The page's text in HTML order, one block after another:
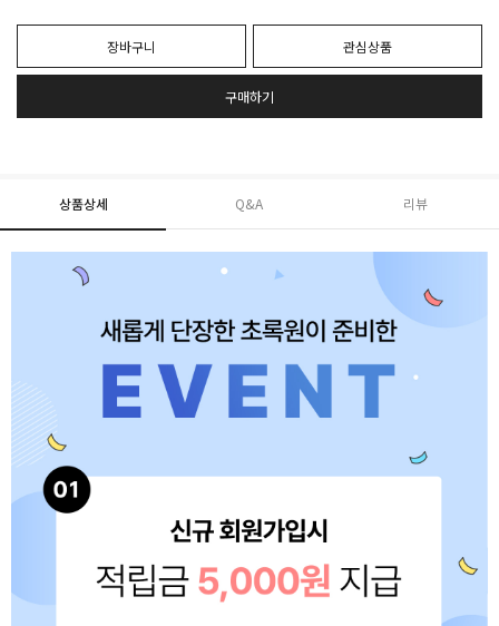
장바구니 관심상품
구매하기
상품상세 Q&A 리뷰